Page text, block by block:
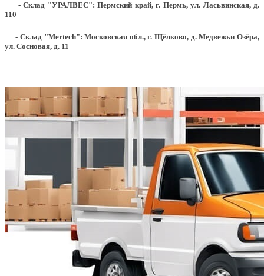
- Склад "УРАЛВЕС": Пермский край, г. Пермь, ул. Ласьвинская, д.
110
- Склад "Mertech": Московская обл., г. Щёлково, д. Медвежьи Озёра,
ул. Сосновая, д. 11